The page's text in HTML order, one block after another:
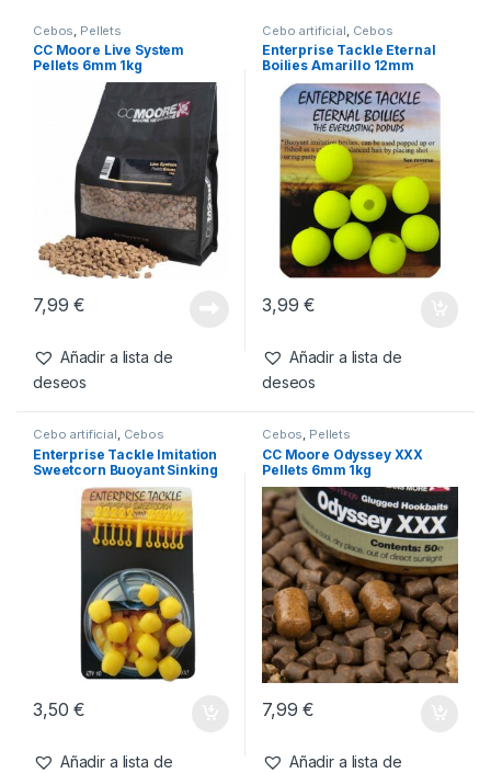
Cebos Pellets
CC Moore Live System
Pellets 6mm 1kg
7,99€
Añadir a lista de
deseos
Cebo artificial Cebos
Enterprise Tackle Eternal
Boilies Amarillo 12mm
3,99€
Añadir a lista de
deseos
Cebo artificial, Cebos
Enterprise Tackle Imitation
Sweetcorn Buoyant Sinking
3,50€
Añadir a lista de
Cebos, Pellets
CC Moore Odyssey XXX
Pellets 6mm 1kg
7,99€
Añadir a lista de